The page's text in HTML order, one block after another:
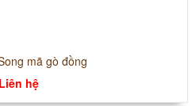
mã gò đồng
Liên hệ